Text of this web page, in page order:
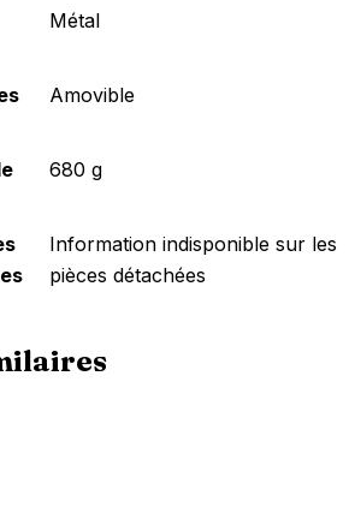
‎Métal
‎Amovible
‎680 g
‎Information indisponible sur les
pièces détachées